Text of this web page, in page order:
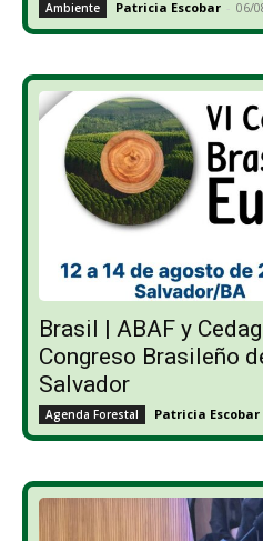
Ambiente Patricia Escobar - 06/
Brasil | ABAF y
Congreso Brasileño
Salvador
Agenda Forestal Patricia Escobar